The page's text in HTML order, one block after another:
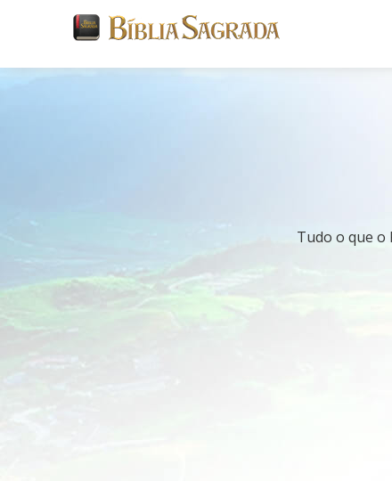
Tudo o que o